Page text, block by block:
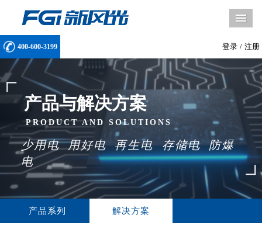
登录 / 注册
400-600-3199
产品与解决方案
PRODUCT AND SOLUTIONS
少用电 用好电 再生电 存储电 防爆
电
产品系列 解决方案